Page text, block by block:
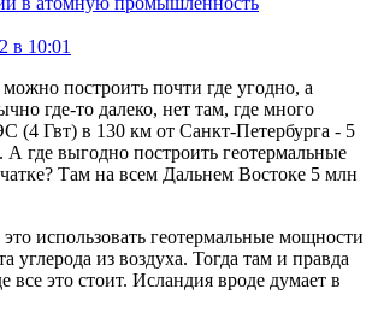
в 10:01
построить почти где угодно, а
где-то далеко, нет там, где много
(4 Гвт) в 130 км от Санкт-Петербурга - 5
А где выгодно построить геотермальные
Там на всем Дальнем Востоке 5 млн
использовать геотермальные мощности
углерода из воздуха. Тогда там и правда
все это стоит. Исландия вроде думает в